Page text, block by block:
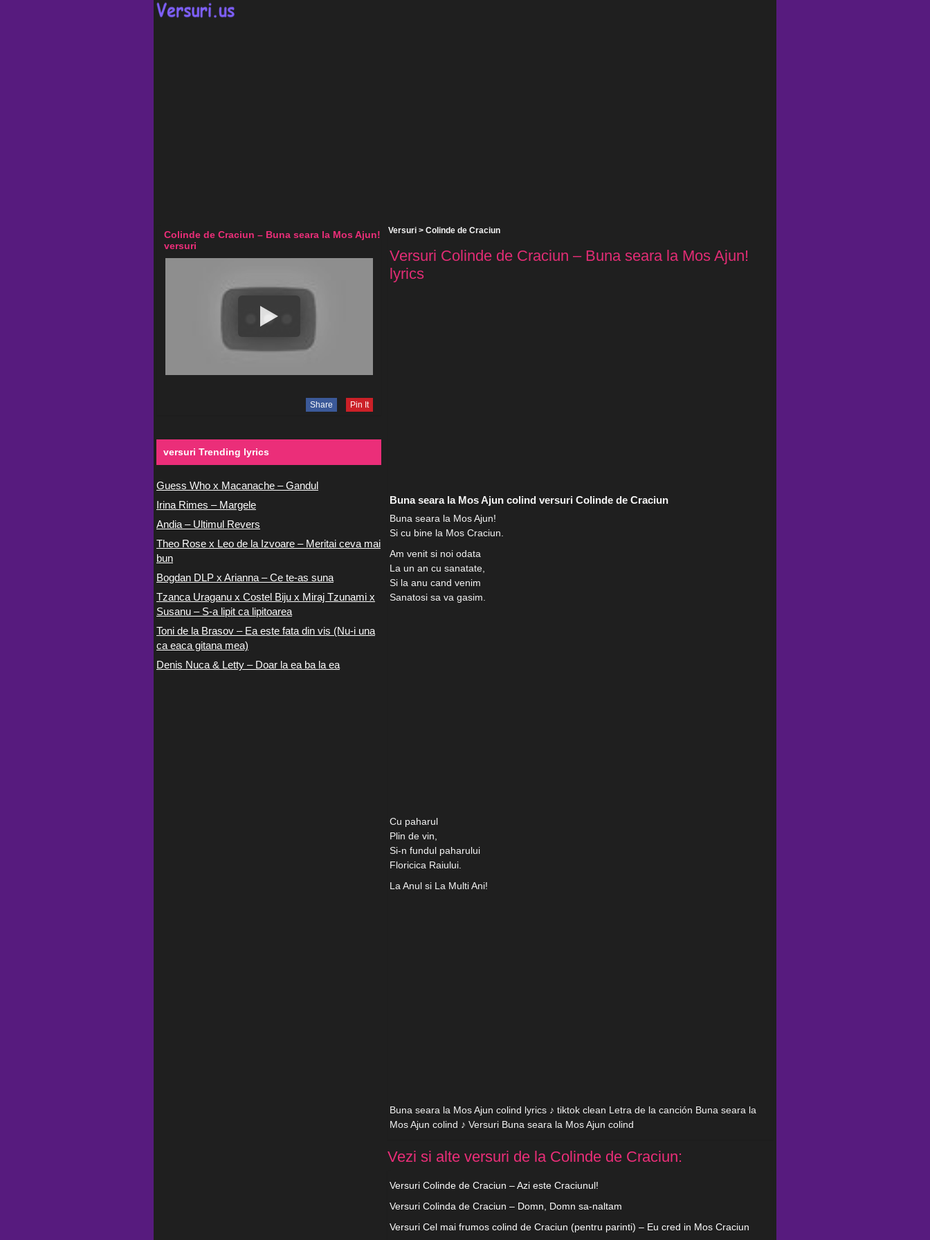
Versuri > Colinde de Craciun
Versuri Colinde de Craciun – Buna seara la Mos Ajun!
lyrics
Buna seara la Mos Ajun colind versuri Colinde de Craciun
Buna seara la Mos Ajun!
Si cu bine la Mos Craciun.
Am venit si noi odata
La un an cu sanatate,
Si la anu cand venim
Sanatosi sa va gasim.
Cu paharul
Plin de vin,
Si-n fundul paharului
Floricica Raiului.
La Anul si La Multi Ani!
Buna seara la Mos Ajun colind lyrics ♪ tiktok clean Letra de la canción Buna seara la
Mos Ajun colind ♪ Versuri Buna seara la Mos Ajun colind
Vezi si alte versuri de la Colinde de Craciun:
Versuri Colinde de Craciun – Azi este Craciunul!
Versuri Colinda de Craciun – Domn, Domn sa-naltam
Versuri Cel mai frumos colind de Craciun (pentru parinti) – Eu cred in Mos Craciun
Colinde de Craciun – Buna seara la Mos Ajun!
versuri
Share Pin It
versuri Trending lyrics
Guess Who x Macanache – Gandul
Irina Rimes – Margele
Andia – Ultimul Revers
Theo Rose x Leo de la Izvoare – Meritai ceva mai
bun
Bogdan DLP x Arianna – Ce te-as suna
Tzanca Uraganu x Costel Biju x Miraj Tzunami x
Susanu – S-a lipit ca lipitoarea
Toni de la Brasov – Ea este fata din vis (Nu-i una
ca eaca gitana mea)
Denis Nuca & Letty – Doar la ea ba la ea